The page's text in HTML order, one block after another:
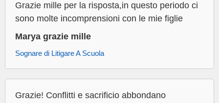
Grazie mille per la risposta,in questo periodo ci
sono molte incomprensioni con le mie figlie
Marya grazie mille
Sognare di Litigare A Scuola
Grazie! Conflitti e sacrificio abbondano